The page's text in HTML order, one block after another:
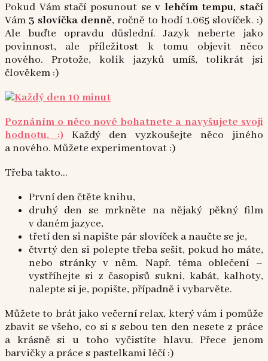
Pokud Vám stačí posunout sev lehčím tempu, stačí
Vám 3 slovíčka denně, ročně to hodí 1.065 slovíček. :)
Ale buďte opravdu důslední. Jazyk neberte jako
povinnost, ale příležitost k tomu objevit něco
nového. Protože, kolik jazyků umíš, tolikrát jsi
člověkem :)
Poznáním o něco nové bohatnete a navyšujete svoji
hodnotu. :)
Každý den vyzkoušejte něco jiného
a nového. Můžete experimentovat :)
Třeba takto…
První den čtěte knihu,
druhý den se mrkněte na nějaký pěkný film
v daném jazyce,
třetí den si napište pár slovíček a naučte se je,
čtvrtý den si polepte třeba sešit, pokud ho máte,
nebo stránky v něm. Např. téma oblečení –
vystříhejte si z časopisů sukni, kabát, kalhoty,
nalepte si je, popište, případně i vybarvěte.
Můžete to brát jako večerní relax, který vám i pomůže
zbavit se všeho, co si s sebou ten den nesete z práce
a krásně si u toho vyčistíte hlavu. Přece jenom
barvičky a práce s pastelkami léčí :)